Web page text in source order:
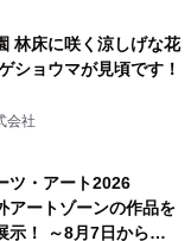
林床に咲く涼しげな花
ショウマが見頃です！
会社
ツ・アート2026
アートゾーンの作品を
示！ ～8月7日からは